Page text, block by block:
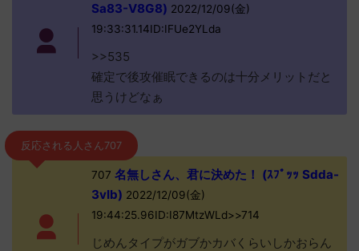
Sa83-V8G8) 2022/12/09(金)
19:33:31.14ID:IFUe2YLda
>>535
確定で後攻催眠できるのは十分メリットだと
思うけどなぁ
反応される人さん707
707 名無しさん、君に決めた！ (ｽﾌﾟｯｯ Sdda-
3vIb) 2022/12/09(金)
19:44:25.96ID:I87MtzWLd>>714
じめんタイプがガブかカバくらいしかおらん